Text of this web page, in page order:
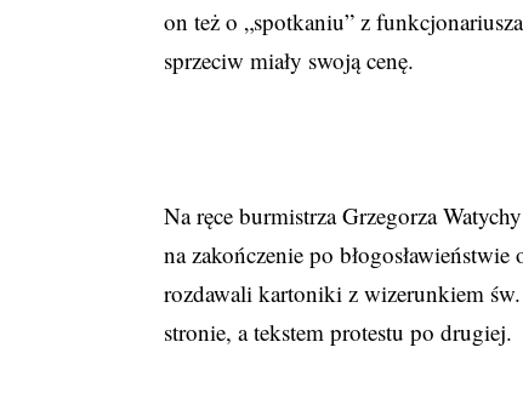
on też o „spotkaniu” z
sprzeciw miały swoją cenę.
Na ręce burmistrza Grzegorza
na zakończenie po
rozdawali kartoniki z wizerunkiem
stronie, a tekstem protestu po drugiej.